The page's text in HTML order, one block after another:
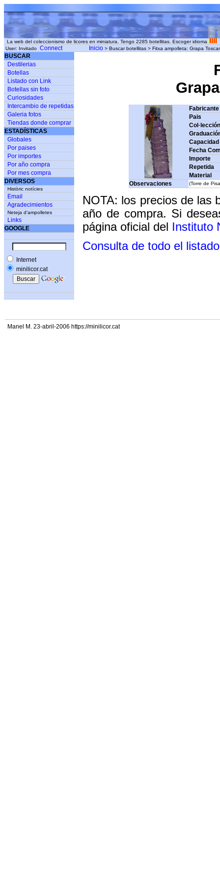
La web del coleccionismo de licores en miniatura. Tengo 2285 botellitas. Escoger idioma
User: Invitado Connect Inicio > Buscar botellitas > Fitxa ampolleta: Grapa
BUSCAR
Destilerias
Botellas
Listado con Link
Botellas sin foto
Curiosidades
Intercambio de repetidas
Galeria fotos
Tiendas donde comprar
ESTADÍSTICAS
Globales
Por paises
Por importes
Por año compra
Por mes compra
DIVERSOS
Històric notícies
Email
Agradecimientos
Neteja d'ampolletes
Links
GOOGLE
Internet
minilicor.cat
Fabricante
Pais
Col·lección
Capacidad
Fecha
Importe
Repetida
Material
Observaciones
(Torre de
NOTA: los precios de las
año de compra. Si
página oficial del Instituto
Consulta de todo el
Manel M. 23-abril-2006 https://minilicor.cat